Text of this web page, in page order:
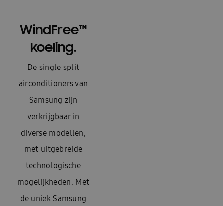
WindFree™
koeling.
De single split
airconditioners van
Samsung zijn
verkrijgbaar in
diverse modellen,
met uitgebreide
technologische
mogelijkheden. Met
de uniek Samsung